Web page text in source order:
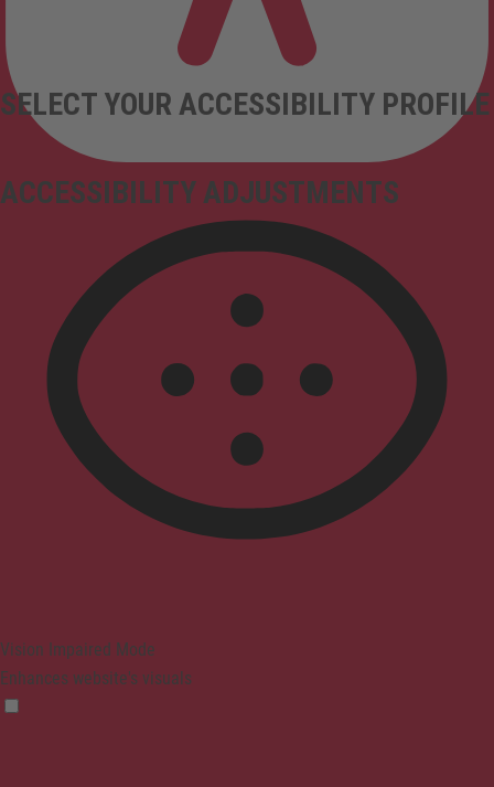
ACCESSIBILITY ADJUSTMENTS
SELECT YOUR ACCESSIBILITY PROFILE
Vision Impaired Mode
Enhances website's visuals